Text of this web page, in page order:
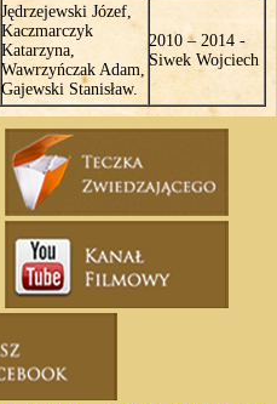
Jędrzejewski Józef,
Kaczmarczyk
Katarzyna,
Wawrzyńczak Adam,
Gajewski Stanisław.
2010 – 2014 -
Siwek Wojciech